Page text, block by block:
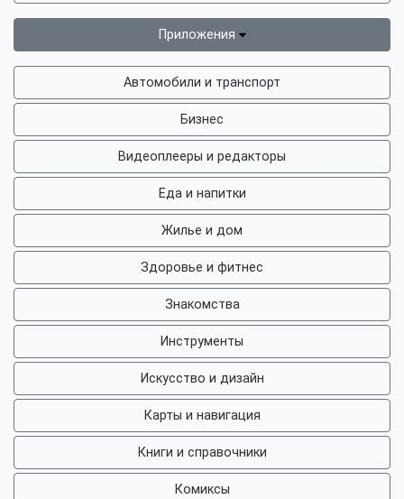
Приложения
Автомобили и транспорт
Бизнес
Видеоплееры и редакторы
Еда и напитки
Жилье и дом
Здоровье и фитнес
Знакомства
Инструменты
Искусство и дизайн
Карты и навигация
Книги и справочники
Комиксы